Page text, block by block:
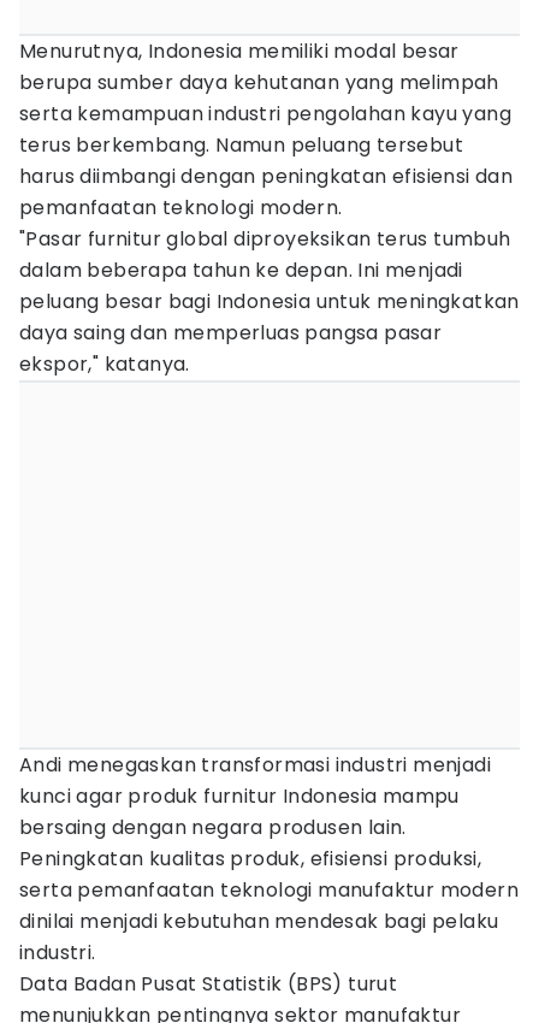
Menurutnya, Indonesia memiliki modal besar
berupa sumber daya kehutanan yang melimpah
serta kemampuan industri pengolahan kayu yang
terus berkembang. Namun peluang tersebut
harus diimbangi dengan peningkatan efisiensi dan
pemanfaatan teknologi modern.
"Pasar furnitur global diproyeksikan terus tumbuh
dalam beberapa tahun ke depan. Ini menjadi
peluang besar bagi Indonesia untuk meningkatkan
daya saing dan memperluas pangsa pasar
ekspor," katanya.
Andi menegaskan transformasi industri menjadi
kunci agar produk furnitur Indonesia mampu
bersaing dengan negara produsen lain.
Peningkatan kualitas produk, efisiensi produksi,
serta pemanfaatan teknologi manufaktur modern
dinilai menjadi kebutuhan mendesak bagi pelaku
industri.
Data Badan Pusat Statistik (BPS) turut
menunjukkan pentingnya sektor manufaktur